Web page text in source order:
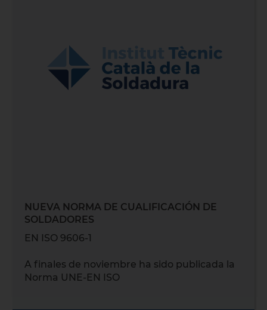
NUEVA NORMA DE CUALIFICACIÓN DE
SOLDADORES
EN ISO 9606-1
A finales de noviembre ha sido publicada la
Norma UNE-EN ISO